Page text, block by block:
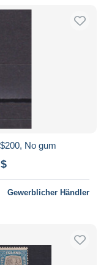
No gum
Gewerblicher Händler